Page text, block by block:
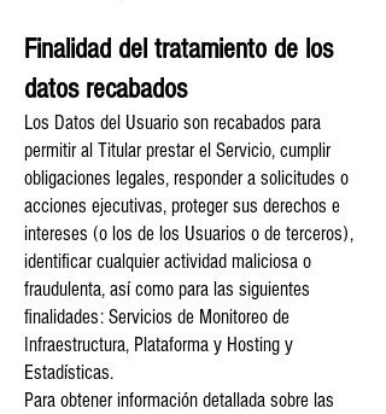
Finalidad del tratamiento de los
datos recabados
Los Datos del Usuario son recabados para
permitir al Titular prestar el Servicio, cumplir
obligaciones legales, responder a solicitudes o
acciones ejecutivas, proteger sus derechos e
intereses (o los de los Usuarios o de terceros),
identificar cualquier actividad maliciosa o
fraudulenta, así como para las siguientes
finalidades: Servicios de Monitoreo de
Infraestructura, Plataforma y Hosting y
Estadísticas.
Para obtener información detallada sobre las